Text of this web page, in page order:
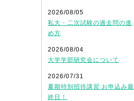
2026/08/05
私大・二次試験の過去問の進
め方
2026/08/04
大学学部研究会について
2026/07/31
夏期特別招待講習 お申込み最
終日！